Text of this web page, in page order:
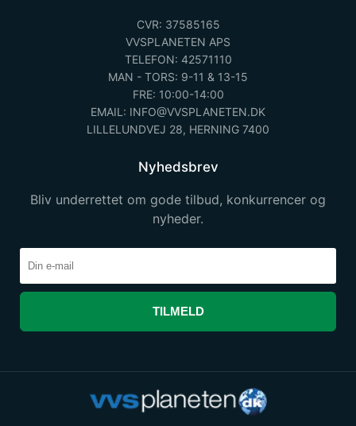
CVR: 37585165
VVSPLANETEN APS
TELEFON: 42571110
MAN - TORS: 9-11 & 13-15
FRE: 10:00-14:00
EMAIL: INFO@VVSPLANETEN.DK
LILLELUNDVEJ 28, HERNING 7400
Nyhedsbrev
Bliv underrettet om gode tilbud, konkurrencer og
nyheder.
TILMELD